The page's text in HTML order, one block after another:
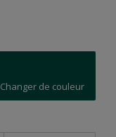
Changer de couleur